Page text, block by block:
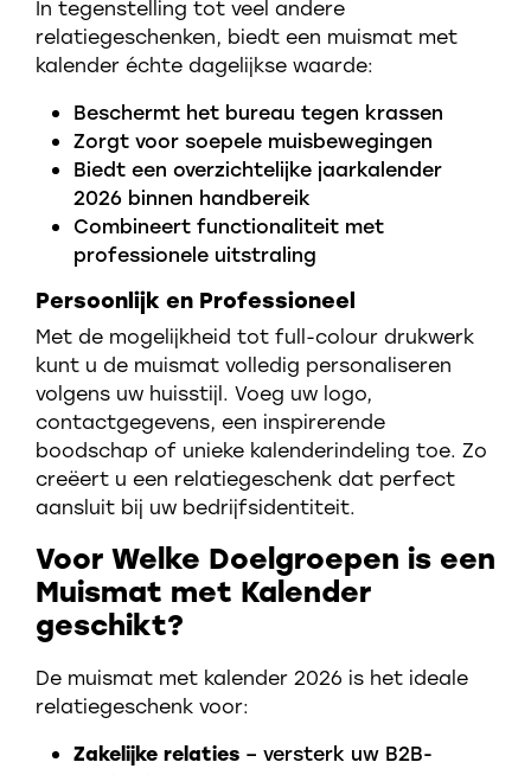
In tegenstelling tot veel andere
relatiegeschenken, biedt een muismat met
kalender échte dagelijkse waarde:
Beschermt het bureau tegen krassen
Zorgt voor soepele muisbewegingen
Biedt een overzichtelijke jaarkalender
2026 binnen handbereik
Combineert functionaliteit met
professionele uitstraling
Persoonlijk en Professioneel
Met de mogelijkheid tot full-colour drukwerk
kunt u de muismat volledig personaliseren
volgens uw huisstijl. Voeg uw logo,
contactgegevens, een inspirerende
boodschap of unieke kalenderindeling toe. Zo
creëert u een relatiegeschenk dat perfect
aansluit bij uw bedrijfsidentiteit.
Voor Welke Doelgroepen is een
Muismat met Kalender
geschikt?
De muismat met kalender 2026 is het ideale
relatiegeschenk voor:
Zakelijke relaties – versterk uw B2B-